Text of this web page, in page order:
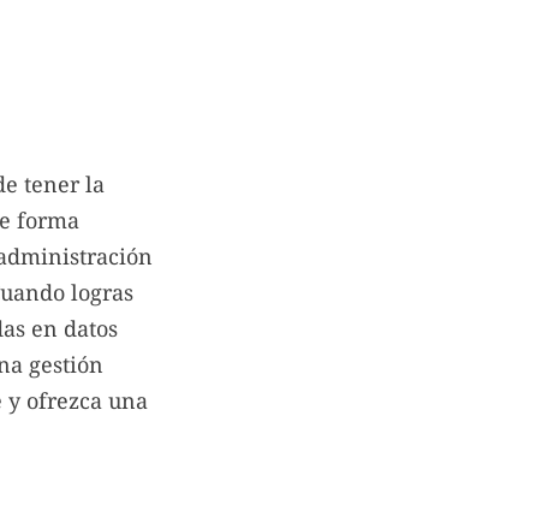
tener la
forma
logras
en datos
gestión
y ofrezca una